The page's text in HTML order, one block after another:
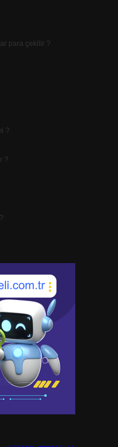
para çekilir ?
?
?